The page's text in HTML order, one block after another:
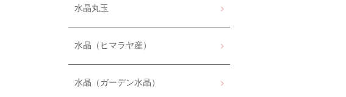
水晶丸玉
水晶（ヒマラヤ産）
水晶（ガーデン水晶）